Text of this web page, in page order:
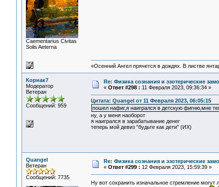
Сaementarius Civitas
Solis Aeterna
«Осенний Ангел прячется в дождях. В листве
Корнак7
Модератор
Ветеран
Сообщений: 959
Re: Физика сознания и эзотерические
« Ответ #298 : 11 Февраля 2023, 09:36:34 »
Цитата: Quangel от 11 Февраля 2023, 06:05:15
пошел нафиг,я наигрался в детскую фигню,мне
ну, а у меня наоборот
я наигрался в зарабатывание денег
теперь мой девиз "будьте как дети" (ИХ)
Quangel
Ветеран
Сообщений: 7735
Re: Физика сознания и эзотерические
« Ответ #299 : 12 Февраля 2023, 15:59:39 »
Ну вот сохранить изначальное стремление